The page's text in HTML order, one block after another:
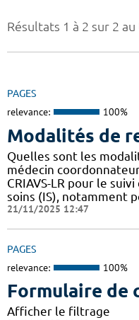
Résultats 1 à 2 sur 2
PAGES
relevance: 100%
Modalités de
Quelles sont les
médecin
CRIAVS-LR pour le
soins (IS), notamment
21/11/2025 12:47
PAGES
relevance: 100%
Formulaire de
Afficher le filtrage